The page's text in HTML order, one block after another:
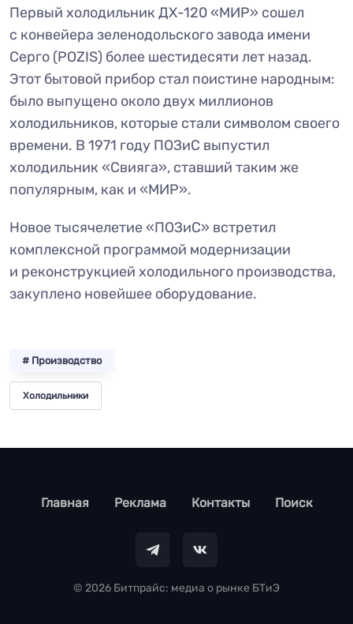
Первый холодильник ДХ-120 «МИР» сошел
с конвейера зеленодольского завода имени
Серго (POZIS) более шестидесяти лет назад.
Этот бытовой прибор стал поистине народным:
было выпущено около двух миллионов
холодильников, которые стали символом своего
времени. В 1971 году ПОЗиС выпустил
холодильник «Свияга», ставший таким же
популярным, как и «МИР».
Новое тысячелетие «ПОЗиС» встретил
комплексной программой модернизации
и реконструкцией холодильного производства,
закуплено новейшее оборудование.
# Производство
Холодильники
footer
Главная Реклама Контакты Поиск
© 2026 Битпрайс: медиа о рынке БТиЭ